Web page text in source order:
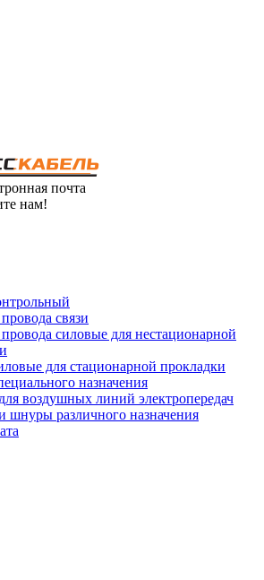
почта
нам!
связи
силовые для нестационарной
для стационарной прокладки
назначения
воздушных линий электропередач
шнуры различного назначения